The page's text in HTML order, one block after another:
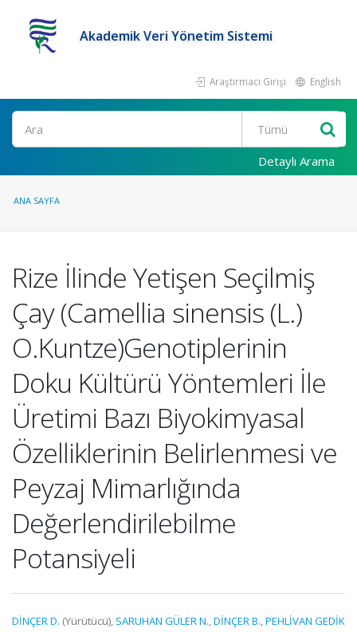
Akademik Veri Yönetim Sistemi
Araştırmacı Girişi English
Ara
Detaylı Arama
ANA SAYFA
Rize İlinde Yetişen Seçilmiş
Çay (Camellia sinensis (L.)
O.Kuntze)Genotiplerinin
Doku Kültürü Yöntemleri İle
Üretimi Bazı Biyokimyasal
Özelliklerinin Belirlenmesi ve
Peyzaj Mimarlığında
Değerlendirilebilme
Potansiyeli
DİNÇER D. (Yürütücü), SARUHAN GÜLER N.,DİNÇER B.,PEHLİVAN GEDİK